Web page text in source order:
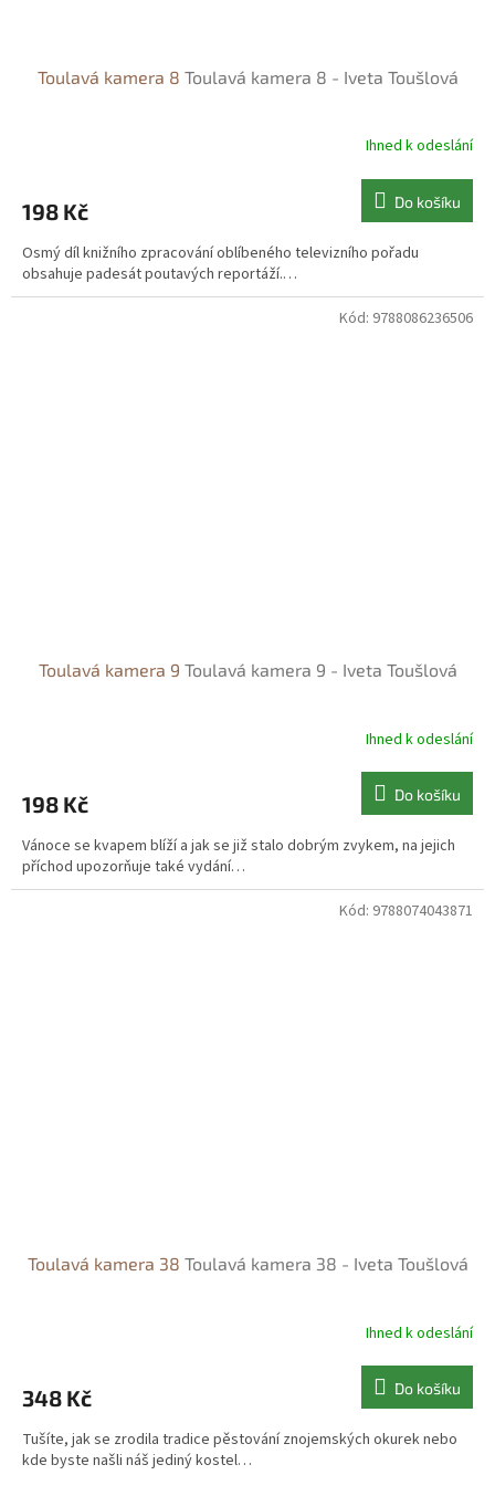
Toulavá kamera 8 Toulavá kamera 8 - Iveta Toušlová
Ihned k odeslání
198 Kč Do košíku
Osmý díl knižního zpracování oblíbeného televizního pořadu
obsahuje padesát poutavých reportáží.…
Toulavá kamera 9 Toulavá kamera 9 - Iveta Toušlová
Ihned k odeslání
198 Kč Do košíku
Vánoce se kvapem blíží a jak se již stalo dobrým zvykem, na jejich
příchod upozorňuje také vydání…
Kód: 9788086236506
Toulavá kamera 38 Toulavá kamera 38 - Iveta Toušlová
Ihned k odeslání
348 Kč Do košíku
Tušíte, jak se zrodila tradice pěstování znojemských okurek nebo
kde byste našli náš jediný kostel…
Kód: 9788074043871